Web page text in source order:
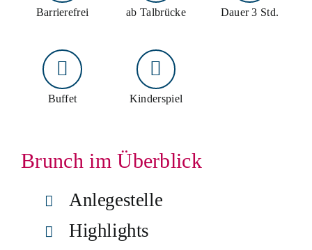
Barrierefrei ab Talbrücke Dauer 3 Std.
Buffet Kinderspiel
Brunch im Überblick
Anlegestelle
Highlights
Schiff mieten
Events an Bord
Gruppenangebote
Planung & Service
Schnellkontakt
E-Mail: info@biggesee.de